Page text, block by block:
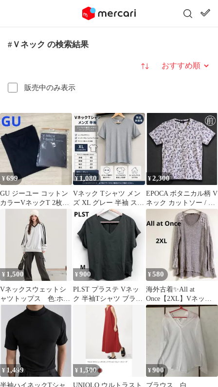
#Ｖネック の検索結果
販売中のみ表示
並び替え
¥699
GU ジーユー コットン
カラーVネックT 2枚ま
¥1,080
Vネック Tシャツ メン
ズ XL グレー 半袖 スト
レッチ シンプル 新品
¥2,300
EPOCA ボタニカル柄 V
ネック カットソー / 半
袖Tシャツ
¥ 1,500
Vネックスウェットシ
ャツトップス 色:ホワ
イト×ブラック サイ
ズ:L
¥ 900
PLST プラステ Vネッ
ク 半袖Tシャツ ブラッ
ク M コットン100%
¥580
海外古着✨All at
Once【2XL】Vネック
長袖Tシャツ グレー 紫
¥ 1,499
半袖ハイネックTシャ
¥ 1,500
UNIQLO ウルトラスト
¥900
ブラウス 白